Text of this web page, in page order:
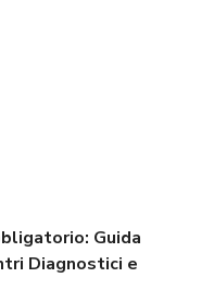
Guida
Diagnostici e